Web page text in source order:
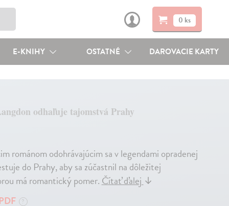
0 ks
E-KNIHY OSTATNÉ DAROVACIE KARTY
odhaľuje tajomstvá Prahy
románom odohrávajúcim sa v legendami opradenej
do Prahy, aby sa zúčastnil na dôležitej
má romantický pomer.Čítať ďalej↓
PDF ?